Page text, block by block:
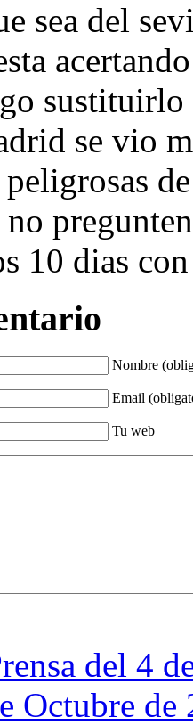
sea del
sustituirlo
se vio
10 dias
Nombre
Email
Tu web
del 4
Octubre de